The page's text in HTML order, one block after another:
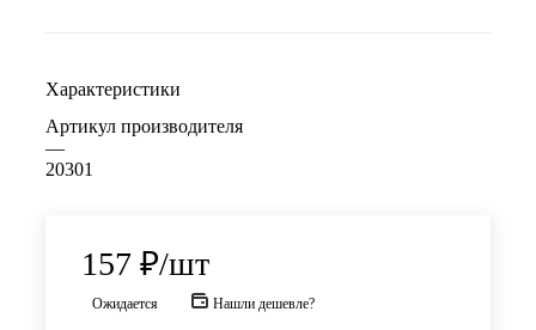
Характеристики
Артикул производителя
—
20301
157 ₽/шт
Ожидается Нашли дешевле?